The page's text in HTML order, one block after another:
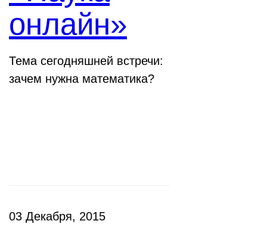
онлайн»
Тема сегодняшней встречи:
зачем нужна математика?
03 Декабря, 2015